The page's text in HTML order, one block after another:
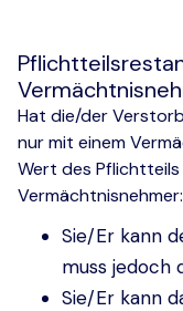
Hat die/der
nur mit einem
Wert des
Sie/Er kann
muss jedoch
Sie/Er kann